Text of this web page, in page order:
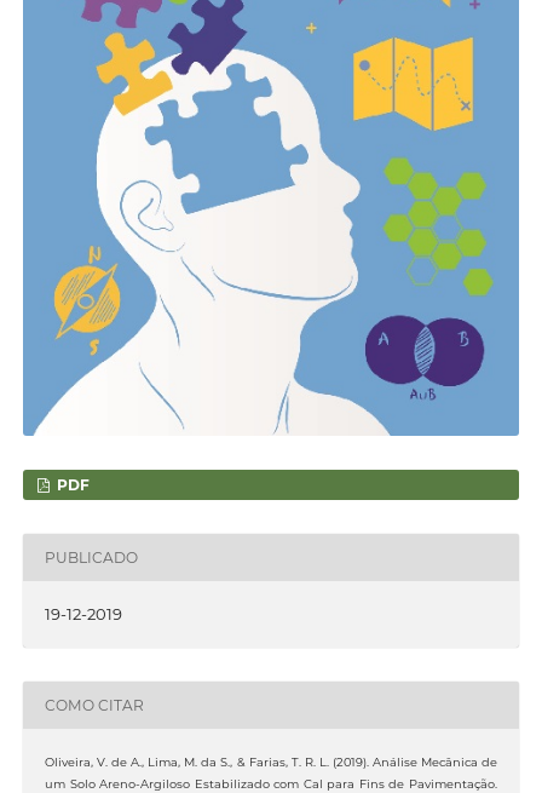
PDF
PUBLICADO
19-12-2019
COMO CITAR
Oliveira, V. de A., Lima, M. da S., & Farias, T. R. L. (2019). Análise Mecânica de
um Solo Areno-Argiloso Estabilizado com Cal para Fins de Pavimentação.